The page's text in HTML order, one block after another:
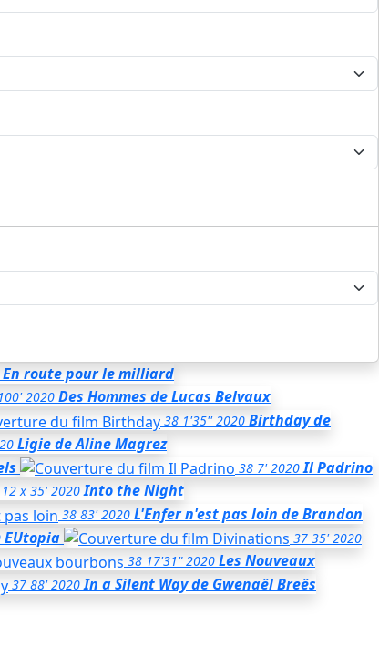
En route pour le milliard
100' 2020 Des Hommesde Lucas Belvaux
38 1'35'' 2020 Birthdayde
Ligiede Aline Magrez
38 7' 2020 Il Padrino
12 x 35' 2020 Into the Night
38 83' 2020 L'Enfer n'est pas loin de Brandon
EUtopia 37 35' 2020
38 17'31" 2020 Les Nouveaux
37 88' 2020 In a Silent Wayde Gwenaël Breës